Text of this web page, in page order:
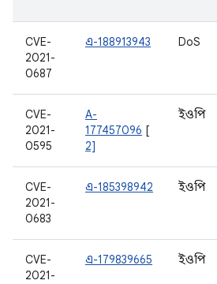
CVE-
2021-
0687
এ-188913943 DoS
CVE-
2021-
0595
A-
177457096 [
2]
ইওপি
CVE-
2021-
0683
এ-185398942 ইওপি
CVE-
2021-
এ-179839665 ইওপি